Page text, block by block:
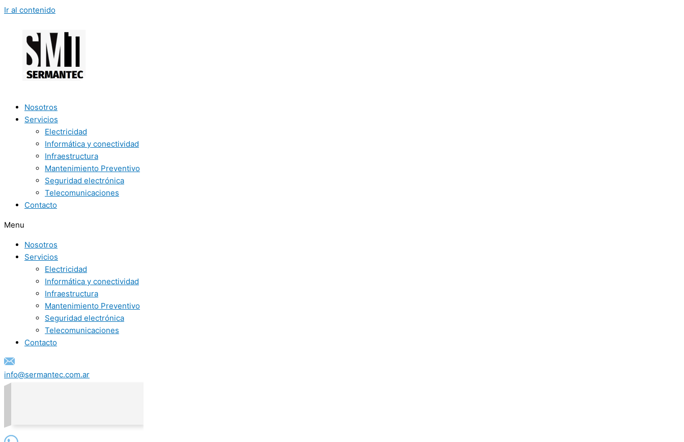
Ir al contenido
Nosotros
Servicios
Electricidad
Informática y conectividad
Infraestructura
Mantenimiento Preventivo
Seguridad electrónica
Telecomunicaciones
Contacto
Menu
Nosotros
Servicios
Electricidad
Informática y conectividad
Infraestructura
Mantenimiento Preventivo
Seguridad electrónica
Telecomunicaciones
Contacto
info@sermantec.com.ar